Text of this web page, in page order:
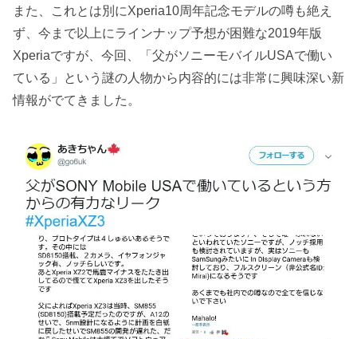
また、これとは別にXperia10周年記念モデルの噂も絶え
ず、今まで以上にラインナップ予想が困難な2019年版
Xperiaですが、今回、「父がソニーモバイルUSAで働い
ている」という謎の人物から内容的には非常に興味深い新
情報がでてきました。